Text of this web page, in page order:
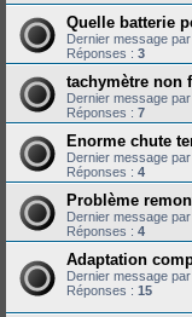
Quelle batterie
Dernier message par
Réponses : 3
tachymètre non
Dernier message par
Réponses : 7
Enorme chute
Dernier message par
Réponses : 4
Problème
Dernier message par
Réponses : 4
Adaptation
Dernier message par
Réponses : 15